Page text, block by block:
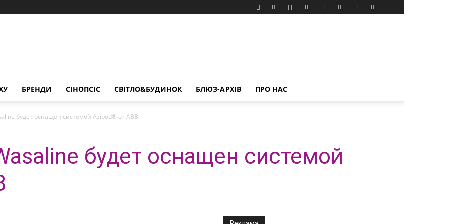
БРЕНДИ СІНОПСІС СВІТЛО&БУДИНОК БЛЮЗ-АРХІВ ПРО НАС
будет оснащен системой Azipod® от АВВ
будет оснащен системой